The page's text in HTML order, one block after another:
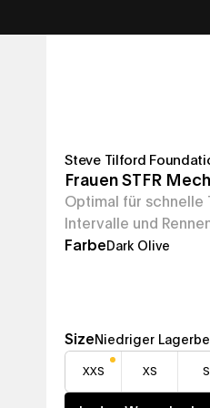
Steve Tilford
Frauen STFR
Optimal für schnelle
Intervalle und
Farbe Dark Olive
Size Niedriger
XXS XS S